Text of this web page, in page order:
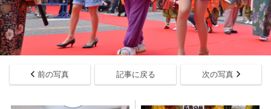
前の写真 記事に戻る 次の写真